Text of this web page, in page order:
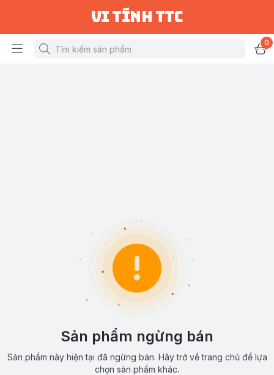
vi tính ttc
0
Sản phẩm ngừng bán
Sản phẩm này hiện tại đã ngừng bán. Hãy trở về trang chủ để lựa
chọn sản phẩm khác.